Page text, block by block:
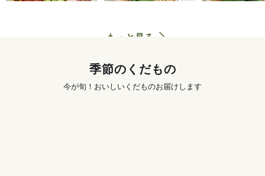
もっと見る
季節のくだもの
今が旬！おいしいくだものお届けします